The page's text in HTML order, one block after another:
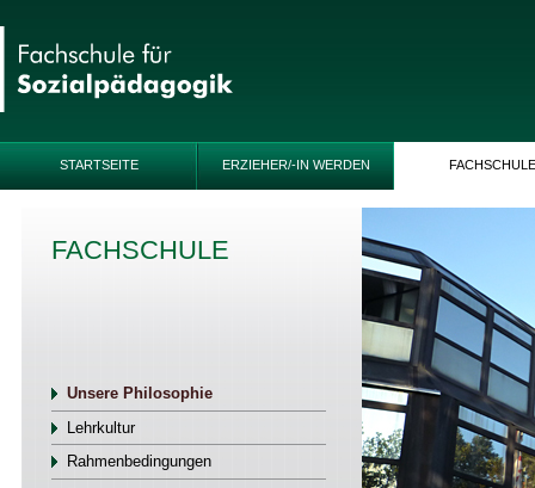
STARTSEITE ERZIEHER/-IN WERDEN FACHSCHULE
FACHSCHULE
Unsere Philosophie
Lehrkultur
Rahmenbedingungen